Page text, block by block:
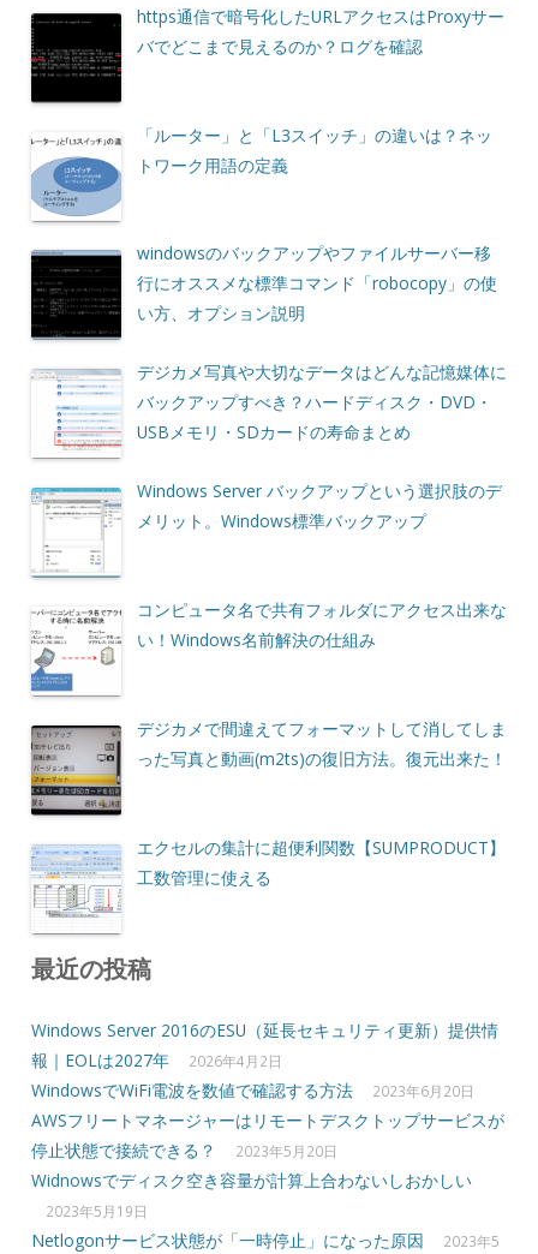
https通信で暗号化したURLアクセスはProxyサー
バでどこまで見えるのか？ログを確認
「ルーター」と「L3スイッチ」の違いは？ネッ
トワーク用語の定義
windowsのバックアップやファイルサーバー移
行にオススメな標準コマンド「robocopy」の使
い方、オプション説明
デジカメ写真や大切なデータはどんな記憶媒体に
バックアップすべき？ハードディスク・DVD・
USBメモリ・SDカードの寿命まとめ
Windows Server バックアップという選択肢のデ
メリット。Windows標準バックアップ
コンピュータ名で共有フォルダにアクセス出来な
い！Windows名前解決の仕組み
デジカメで間違えてフォーマットして消してしま
った写真と動画(m2ts)の復旧方法。復元出来た！
エクセルの集計に超便利関数【SUMPRODUCT】
工数管理に使える
最近の投稿
Windows Server 2016のESU（延長セキュリティ更新）提供情
報｜EOLは2027年
2026年4月2日
WindowsでWiFi電波を数値で確認する方法 2023年6月20日
AWSフリートマネージャーはリモートデスクトップサービスが
停止状態で接続できる？
2023年5月20日
Widnowsでディスク空き容量が計算上合わないしおかしい
2023年5月19日
Netlogonサービス状態が「一時停止」になった原因
2023年5